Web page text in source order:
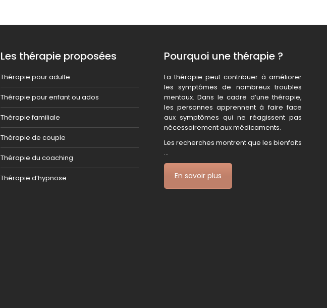
Les thérapie proposées
Thérapie pour adulte
Thérapie pour enfant ou ados
Thérapie familiale
Thérapie de couple
Thérapie du coaching
Thérapie d’hypnose
Pourquoi une thérapie ?
La thérapie peut contribuer à améliorer
les symptômes de nombreux troubles
mentaux. Dans le cadre d’une thérapie,
les personnes apprennent à faire face
aux symptômes qui ne réagissent pas
nécessairement aux médicaments.
Les recherches montrent que les bienfaits
…
En savoir plus